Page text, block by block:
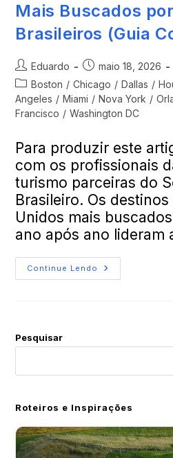
Mais Buscados
Brasileiros (Guia
Eduardo
maio 18, 2026
Boston / Chicago / Dallas /
Angeles / Miami / Nova York /
Francisco / Washington DC
Para produzir este
com os profissionais
turismo parceiras do
Brasileiro. Os
Unidos mais
ano após ano lideram
Continue Lendo
Pesquisar
Roteiros e Inspirações